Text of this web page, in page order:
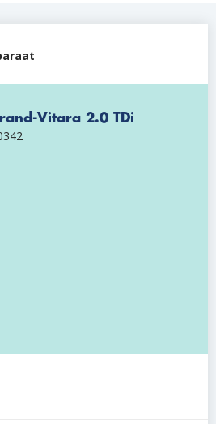
Vitara 2.0 TDi